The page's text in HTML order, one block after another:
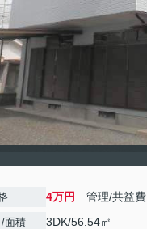
4万円 管理/共益費
面積 3DK/56.54㎡